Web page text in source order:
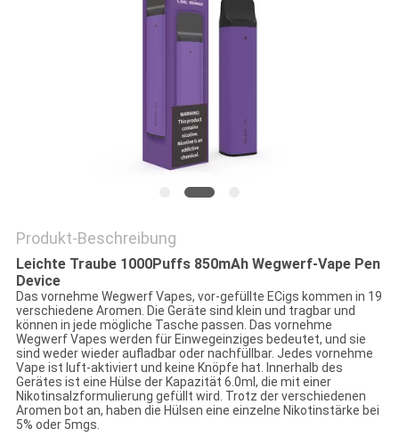
Produkt-Beschreibung
Leichte Traube 1000Puffs 850mAh Wegwerf-Vape Pen
Device
Das vornehme Wegwerf Vapes, vor-gefüllte ECigs kommen in 19
verschiedene Aromen. Die Geräte sind klein und tragbar und
können in jede mögliche Tasche passen. Das vornehme
Wegwerf Vapes werden für Einwegeinziges bedeutet, und sie
sind weder wieder aufladbar oder nachfüllbar. Jedes vornehme
Vape ist luft-aktiviert und keine Knöpfe hat. Innerhalb des
Gerätes ist eine Hülse der Kapazität 6.0ml, die mit einer
Nikotinsalzformulierung gefüllt wird. Trotz der verschiedenen
Aromen bot an, haben die Hülsen eine einzelne Nikotinstärke bei
5% oder 5mgs.